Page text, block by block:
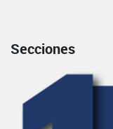
Secciones